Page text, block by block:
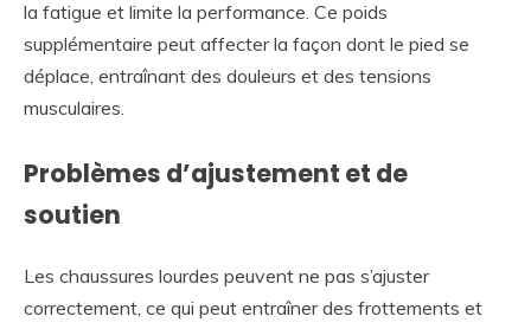
la fatigue et limite la performance. Ce poids
supplémentaire peut affecter la façon dont le pied se
déplace, entraînant des douleurs et des tensions
musculaires.
Problèmes d’ajustement et de
soutien
Les chaussures lourdes peuvent ne pas s’ajuster
correctement, ce qui peut entraîner des frottements et